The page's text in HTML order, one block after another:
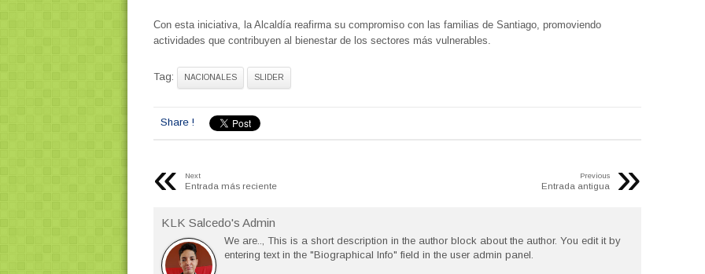
Con esta iniciativa, la Alcaldía reafirma su compromiso con las familias de Santiago, promoviendo
actividades que contribuyen al bienestar de los sectores más vulnerables.
Tag: NACIONALES SLIDER
Share !
« Next
Entrada más reciente »
Previous
Entrada antigua
KLK Salcedo's Admin
We are.., This is a short description in the author block about the author. You edit it by
entering text in the "Biographical Info" field in the user admin panel.